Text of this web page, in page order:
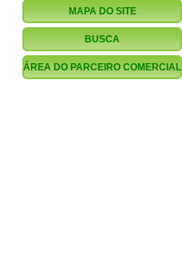
MAPA DO SITE
BUSCA
ÁREA DO PARCEIRO COMERCIAL